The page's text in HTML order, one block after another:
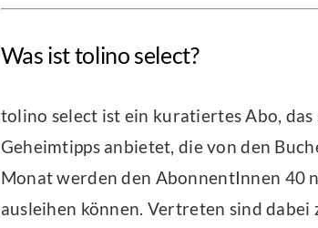
Was ist tolino select?
tolino select ist ein kuratiertes Abo,
Geheimtipps anbietet, die von den
Monat werden den AbonnentInnen 40
ausleihen können. Vertreten sind